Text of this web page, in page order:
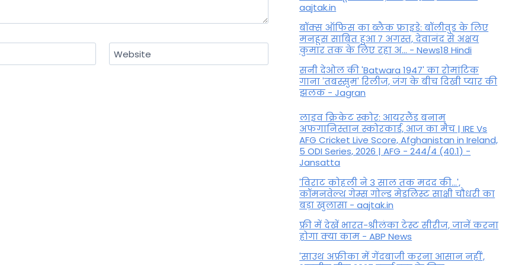
Website
aajtak.in
बॉक्स ऑफिस का ब्लैक फ्राइडे: बॉलीवुड के लिए
मनहूस साबित हुआ 7 अगस्त, देवानंद से अक्षय
कुमार तक के लिए रहा अ... - News18 Hindi
सनी देओल की 'Batwara 1947' का रोमांटिक
गाना 'तबस्सुम' रिलीज, जंग के बीच दिखी प्यार की
झलक - Jagran
लाइव क्रिकेट स्कोर: आयरलैंड बनाम
अफगानिस्तान स्कोरकार्ड, आज का मैच | IRE Vs
AFG Cricket Live Score, Afghanistan in Ireland,
5 ODI Series, 2026 | AFG - 244/4 (40.1) -
Jansatta
'विराट कोहली ने 3 साल तक मदद की...',
कॉमनवेल्थ गेम्स गोल्ड मेडलिस्ट साक्षी चौधरी का
बड़ा खुलासा - aajtak.in
फ्री में देखें भारत-श्रीलंका टेस्ट सीरीज, जानें करना
होगा क्या काम - ABP News
'साउथ अफ्रीका में गेंदबाजी करना आसान नहीं',